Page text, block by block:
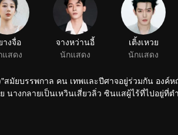
างจื่อ
แสดง
จางหว่านอี้
นักแสดง
เติ้งเหวย
นักแสดง
สมัยบรรพกาล คน เทพและปีศาจอยู่ร่วมกัน อง
นางกลายเป็นเหวินเสี่ยวลิ่ว ซินแสผู้ไร้ที่ไปอยู่ที่
ห่งเซวียนหยวนตามหาเสี่ยวเยาไปทั่วพิภพจนม